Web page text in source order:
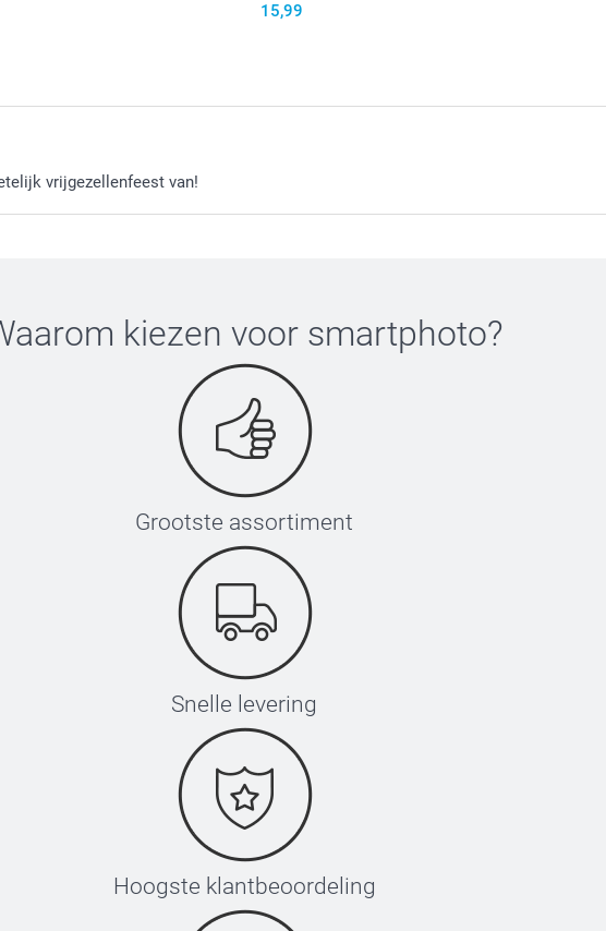
15,99
vrijgezellenfeest van!
kiezen voor smartphoto?
Grootste assortiment
Snelle levering
Hoogste klantbeoordeling